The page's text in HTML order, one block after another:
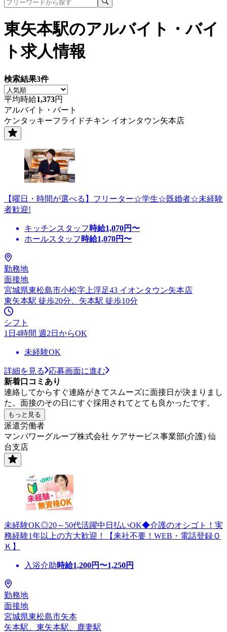
東矢本駅のアルバイト・バイ
ト求人情報
検索結果3件
平均時給1,373円
アルバイト・パート
ケンタッキーフライドチキン イオンタウン矢本店
【曜日・時間が選べる】フリーター☆学生☆既婚者☆未経験
者歓迎!
キッチンスタッフ 時給1,070円〜
ホールスタッフ 時給1,070円〜
勤務地
面接地
宮城県東松島市小松字上浮足43 イオンタウン矢本店
東矢本駅 徒歩20分、矢本駅 徒歩10分
シフト
1日4時間 週2日からOK
未経験OK
詳細を見る
応募画面に進む
新着口コミあり
連絡してからすぐ連絡がきてスムーズに面接日が決まりまし
た。面接のその日にすぐ採用されてとても良かったです。
もっと見る
派遣労働者
マンパワーグループ株式会社 ケアサービス事業部(介護) 仙
台支店
未経験OK◎20～50代活躍中日払いOK◆介護のオシゴト！実
務経験1年以上の方大歓迎！【来社不要！WEB・電話登録Ｏ
Ｋ】
入浴介助時給1,200円〜1,250円
勤務地
面接地
宮城県東松島市矢本
矢本駅、東矢本駅、鹿妻駅